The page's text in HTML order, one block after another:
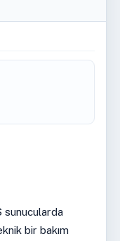
sunucularda
bir bakım